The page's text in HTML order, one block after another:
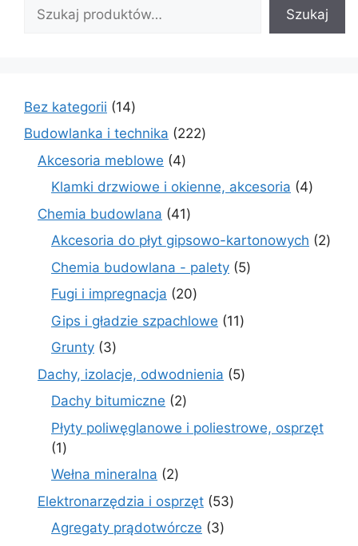
Szukaj
Bez kategorii 1414
produktów
Budowlanka i technika 222222
Akcesoria meblowe 44
produkty
Klamki drzwiowe i okienne, akcesoria 44
Chemia budowlana 4141
produktów
Akcesoria do płyt gipsowo-kartonowych 22
Chemia budowlana - palety 55
Fugi i impregnacja 2020
produktów
Gips i gładzie szpachlowe 1111
Grunty 33
produkty
Dachy, izolacje, odwodnienia 55
Dachy bitumiczne 22
produkty
Płyty poliwęglanowe i poliestrowe, osprzęt
11
produkt
Wełna mineralna 22
produkty
Elektronarzędzia i osprzęt 5353
Agregaty prądotwórcze 33